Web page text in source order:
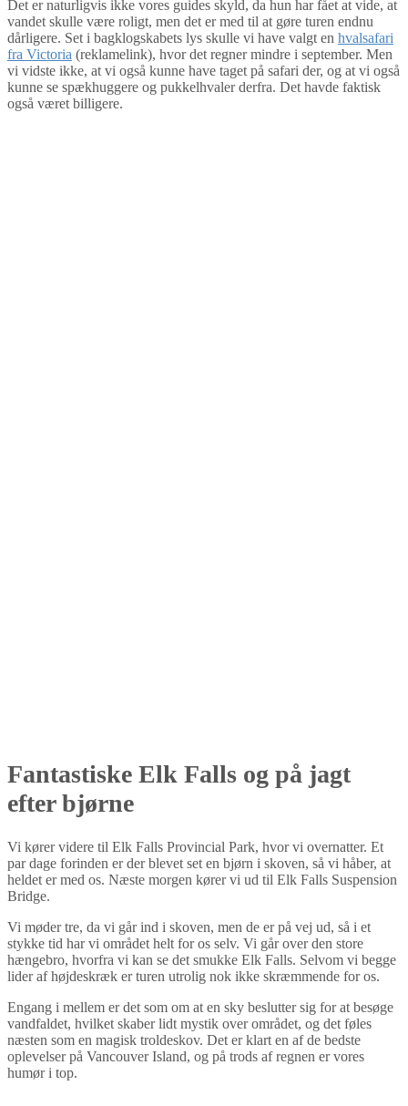
Det er naturligvis ikke vores guides skyld, da hun har fået at vide, at
vandet skulle være roligt, men det er med til at gøre turen endnu
dårligere. Set i bagklogskabets lys skulle vi have valgt en hvalsafari
fra Victoria (reklamelink), hvor det regner mindre i september. Men
vi vidste ikke, at vi også kunne have taget på safari der, og at vi også
kunne se spækhuggere og pukkelhvaler derfra. Det havde faktisk
også været billigere.
Fantastiske Elk Falls og på jagt
efter bjørne
Vi kører videre til Elk Falls Provincial Park, hvor vi overnatter. Et
par dage forinden er der blevet set en bjørn i skoven, så vi håber, at
heldet er med os. Næste morgen kører vi ud til Elk Falls Suspension
Bridge.
Vi møder tre, da vi går ind i skoven, men de er på vej ud, så i et
stykke tid har vi området helt for os selv. Vi går over den store
hængebro, hvorfra vi kan se det smukke Elk Falls. Selvom vi begge
lider af højdeskræk er turen utrolig nok ikke skræmmende for os.
Engang i mellem er det som om at en sky beslutter sig for at besøge
vandfaldet, hvilket skaber lidt mystik over området, og det føles
næsten som en magisk troldeskov. Det er klart en af de bedste
oplevelser på Vancouver Island, og på trods af regnen er vores
humør i top.